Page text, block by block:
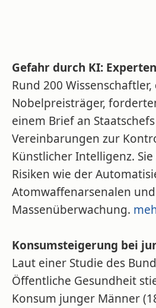
Gefahr durch KI:
Rund 200
Nobelpreisträger,
einem Brief an
Vereinbarungen zur
Künstlicher Intelligenz.
Risiken wie der
Atomwaffenarsenalen und
Massenüberwachung.
Konsumsteigerung bei
Laut einer Studie des
Öffentliche Gesundheit
Konsum junger Männer